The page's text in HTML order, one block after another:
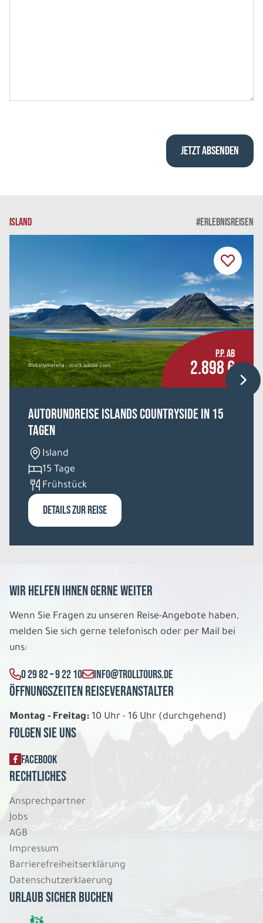
ISLAND #ERLEBNISREISEN
©vitaliymateha - stock.adobe.com
P.P. AB
2.898 €
Autorundreise Islands Countryside in 15
Tagen
Island
15 Tage
Frühstück
DETAILS ZUR REISE
Wir helfen Ihnen gerne weiter
Wenn Sie Fragen zu unseren Reise-Angebote haben,
melden Sie sich gerne telefonisch oder per Mail bei
uns:
0 29 82 – 9 22 10 INFO@TROLLTOURS.DE
Öffnungszeiten Reiseveranstalter
Montag - Freitag: 10 Uhr - 16 Uhr (durchgehend)
Folgen Sie uns
FACEBOOK
Rechtliches
Ansprechpartner
Jobs
AGB
Impressum
Barrierefreiheitserklärung
Datenschutzerklaerung
Urlaub sicher buchen